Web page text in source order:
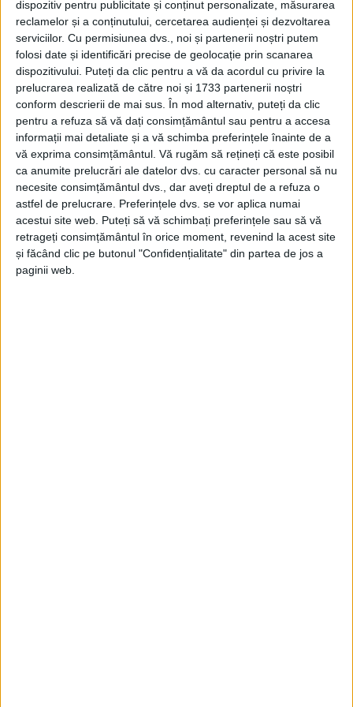
dispozitiv pentru publicitate și conținut personalizate, măsurarea
reclamelor și a conținutului, cercetarea audienței și dezvoltarea
serviciilor. Cu permisiunea dvs., noi și partenerii noștri putem
folosi date și identificări precise de geolocație prin scanarea
dispozitivului. Puteți da clic pentru a vă da acordul cu privire la
prelucrarea realizată de către noi și 1733 partenerii noștri
conform descrierii de mai sus. În mod alternativ, puteți da clic
pentru a refuza să vă dați consimțământul sau pentru a accesa
informații mai detaliate și a vă schimba preferințele înainte de a
vă exprima consimțământul. Vă rugăm să rețineți că este posibil
ca anumite prelucrări ale datelor dvs. cu caracter personal să nu
necesite consimțământul dvs., dar aveți dreptul de a refuza o
astfel de prelucrare. Preferințele dvs. se vor aplica numai
acestui site web. Puteți să vă schimbați preferințele sau să vă
retrageți consimțământul în orice moment, revenind la acest site
și făcând clic pe butonul "Confidențialitate" din partea de jos a
paginii web.
340 de experți și specialiști și o premieră istorică
pentru sistemul medical sucevean și regional.
Proiectul SCREEN-LIFE nu este coordonat de
București, Cluj sau Iași, ci de Suceava”. Președintele
CJ a adăugat: ”Pentru mine, această performanță
este o mîndrie și o confirmare clară că Spitalul Clinic
Județean Suceava are o echipă capabilă să cîștige și
să coordoneze proiecte mari, cu impact pentru
întreaga țară”.
În ultima vreme, și la Aeroportul Internațional ”Ștefan
cel Mare” se întîmplă sau sînt pe cale să se întîmple
lucruri bune. Fără nici o excepție, toate proiectele
sînt anunțate de Gheorghe Șoldan.